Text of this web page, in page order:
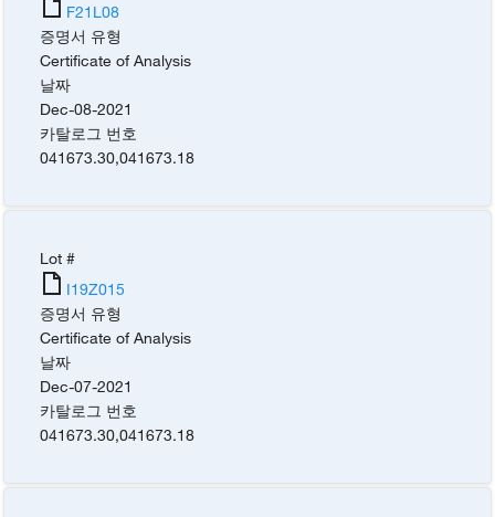
F21L08
증명서 유형
Certificate of Analysis
날짜
Dec-08-2021
카탈로그 번호
041673.30,041673.18
Lot #
I19Z015
증명서 유형
Certificate of Analysis
날짜
Dec-07-2021
카탈로그 번호
041673.30,041673.18